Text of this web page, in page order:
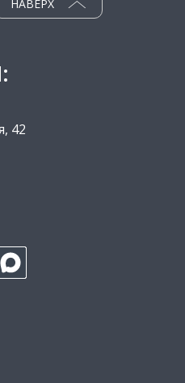
НАВЕРХ
42